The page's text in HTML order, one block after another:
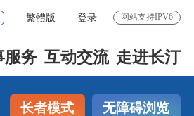
繁體版 登录 网站支持IPV6
服务 互动交流 走进长汀
长者模式 无障碍浏览